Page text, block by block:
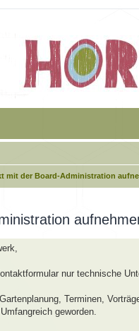
mit der Board-Administration
nur technische
Terminen,
geworden.